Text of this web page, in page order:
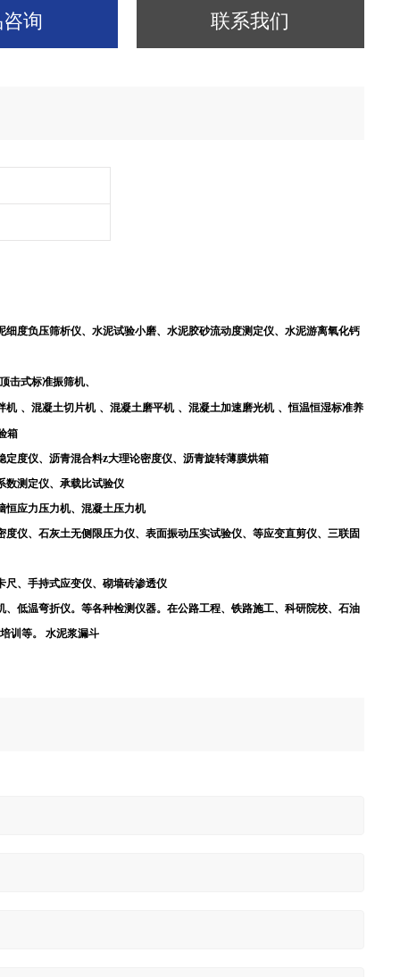
询 联系我们
度负压筛析仪、水泥试验小磨、水泥胶砂流动度测定仪、水泥游离氧化钙
击式标准振筛机、
机 、混凝土切片机 、混凝土磨平机 、混凝土加速磨光机 、恒温恒湿标准养
箱
定度仪、沥青混合料z大理论密度仪、沥青旋转薄膜烘箱
数测定仪、承载比试验仪
恒应力压力机、混凝土压力机
仪、石灰土无侧限压力仪、表面振动压实试验仪、等应变直剪仪、三联固
尺、手持式应变仪、砌墙砖渗透仪
低温弯折仪。等各种检测仪器。在公路工程、铁路施工、科研院校、石油
训等。 水泥浆漏斗